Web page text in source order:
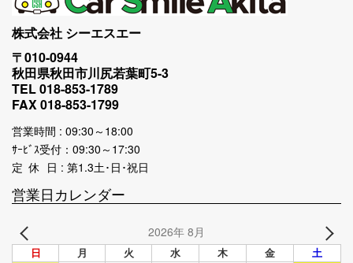
株式会社 シーエスエー
〒010-0944
秋田県秋田市川尻若葉町5-3
TEL 018-853-1789
FAX 018-853-1799
営業時間 : 09:30～18:00
ｻｰﾋﾞｽ受付：09:30～17:30
定 休 日 : 第1.3土･日･祝日
営業日カレンダー
2026年 8月
日 月 火 水 木 金 土